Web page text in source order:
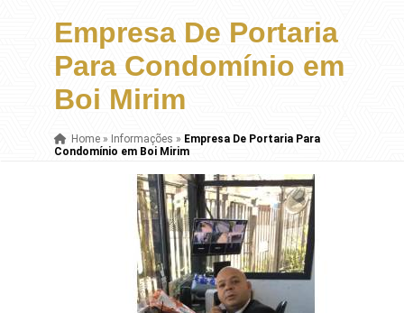
Empresa De Portaria
Para Condomínio em
Boi Mirim
Home» Informações » Empresa De Portaria Para
Condomínio em Boi Mirim